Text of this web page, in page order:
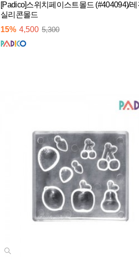
[Padico]스위치페이스트몰드 (#404094)/
실리콘몰드
15% 4,500 5,300